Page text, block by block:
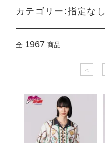
カテゴリー:指定な
全 1967 商品
<